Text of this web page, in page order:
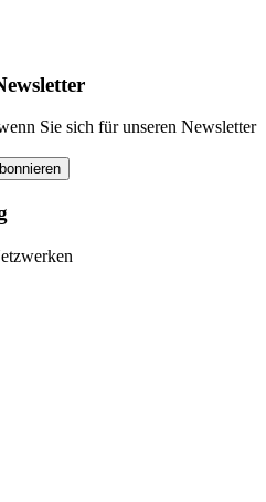
Sie sich für unseren Newsletter